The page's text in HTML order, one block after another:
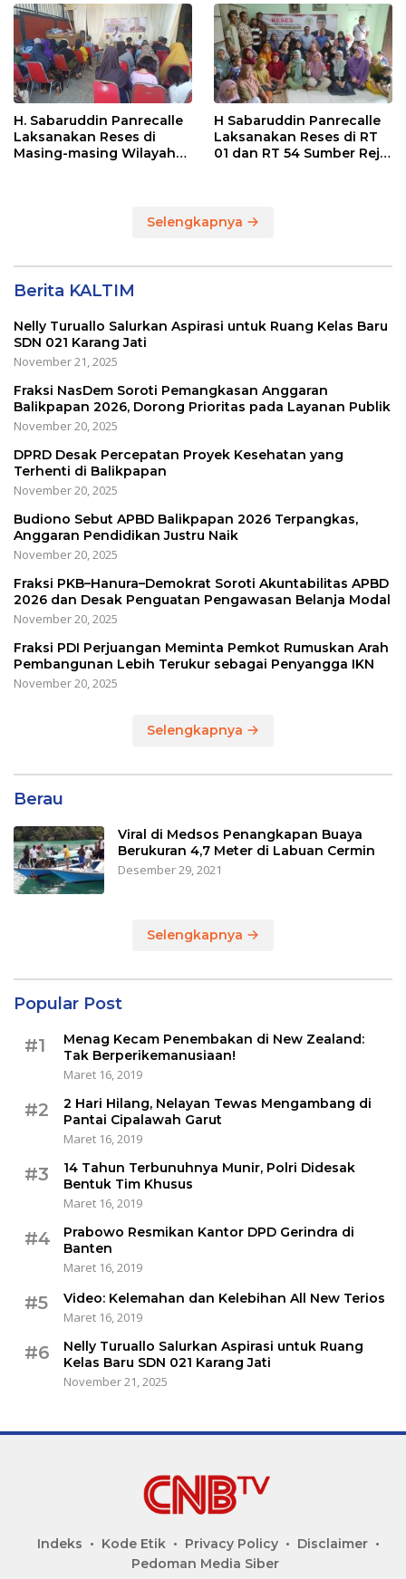
Sepinggan Raya
Balikpapan
Balikpapan
H. Sabaruddin Panrecalle
Laksanakan Reses di
Masing-masing Wilayah
H Sabaruddin Panrecalle
Laksanakan Reses di RT
01 dan RT 54 Sumber Rejo
Selengkapnya
Berita KALTIM
Nelly Turuallo Salurkan Aspirasi untuk Ruang Kelas Baru
SDN 021 Karang Jati
November 21, 2025
Fraksi NasDem Soroti Pemangkasan Anggaran
Balikpapan 2026, Dorong Prioritas pada Layanan Publik
November 20, 2025
DPRD Desak Percepatan Proyek Kesehatan yang
Terhenti di Balikpapan
November 20, 2025
Budiono Sebut APBD Balikpapan 2026 Terpangkas,
Anggaran Pendidikan Justru Naik
November 20, 2025
Fraksi PKB–Hanura–Demokrat Soroti Akuntabilitas APBD
2026 dan Desak Penguatan Pengawasan Belanja Modal
November 20, 2025
Fraksi PDI Perjuangan Meminta Pemkot Rumuskan Arah
Pembangunan Lebih Terukur sebagai Penyangga IKN
November 20, 2025
Selengkapnya
Berau
Viral di Medsos Penangkapan Buaya
Berukuran 4,7 Meter di Labuan Cermin
Desember 29, 2021
Selengkapnya
Popular Post
#1
Menag Kecam Penembakan di New Zealand:
Tak Berperikemanusiaan!
Maret 16, 2019
#2
2 Hari Hilang, Nelayan Tewas Mengambang di
Pantai Cipalawah Garut
Maret 16, 2019
#3
14 Tahun Terbunuhnya Munir, Polri Didesak
Bentuk Tim Khusus
Maret 16, 2019
#4
Prabowo Resmikan Kantor DPD Gerindra di
Banten
Maret 16, 2019
#5
Video: Kelemahan dan Kelebihan All New Terios
Maret 16, 2019
#6
Nelly Turuallo Salurkan Aspirasi untuk Ruang
Kelas Baru SDN 021 Karang Jati
November 21, 2025
Indeks Kode Etik Privacy Policy
Disclaimer
Pedoman Media Siber